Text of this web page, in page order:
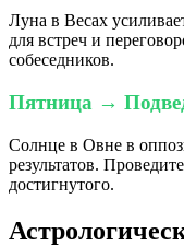
Луна в Весах
для встреч и
собеседников.
Пятница →
Солнце в Овне в
результатов.
достигнутого.